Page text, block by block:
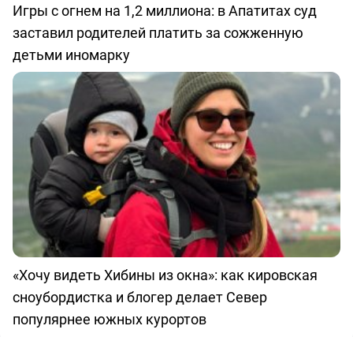
Игры с огнем на 1,2 миллиона: в Апатитах суд
заставил родителей платить за сожженную
детьми иномарку
«Хочу видеть Хибины из окна»: как кировская
сноубордистка и блогер делает Север
популярнее южных курортов